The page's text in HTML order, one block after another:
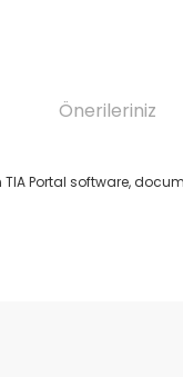
Önerileriniz
TIA Portal software,